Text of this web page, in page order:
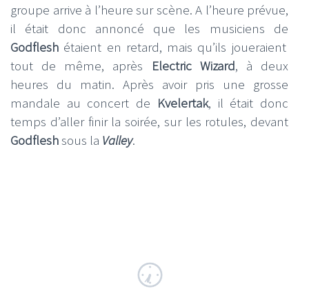
groupe arrive à l’heure sur scène. A l’heure prévue,
il était donc annoncé que les musiciens de
Godflesh étaient en retard, mais qu’ils joueraient
tout de même, après
Electric Wizard, à deux
heures du matin. Après avoir pris une grosse
mandale au concert de Kvelertak, il était donc
temps d’aller finir la soirée, sur les rotules, devant
Godfleshsous la Valley.